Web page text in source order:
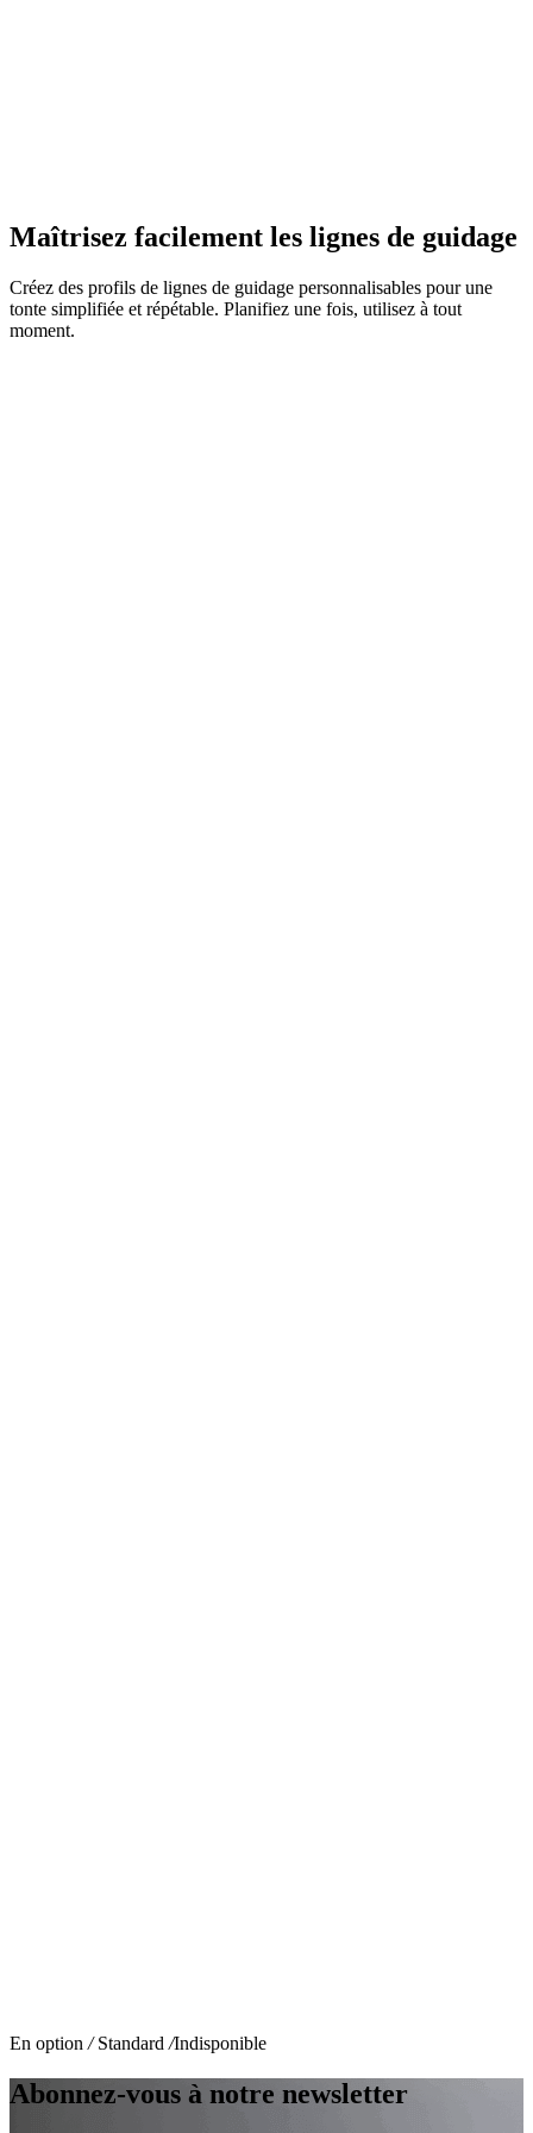
Adaptation intelligente au terrain
Maîtrisez facilement les lignes de guidage
Créez des profils de lignes de guidage personnalisables pour une
tonte simplifiée et répétable. Planifiez une fois, utilisez à tout
moment.
Dimensions (L * l * H)
En option / Standard /Indisponible
Abonnez-vous à notre newsletter